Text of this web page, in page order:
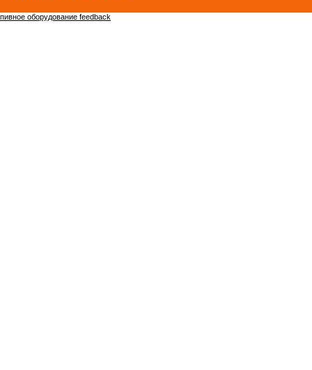
пивное оборудование feedback